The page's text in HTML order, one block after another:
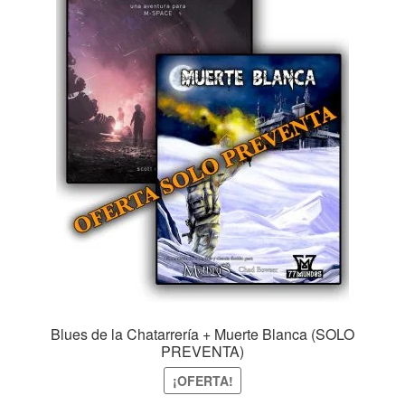
Blues de la Chatarrería + Muerte Blanca (SOLO
PREVENTA)
¡OFERTA!